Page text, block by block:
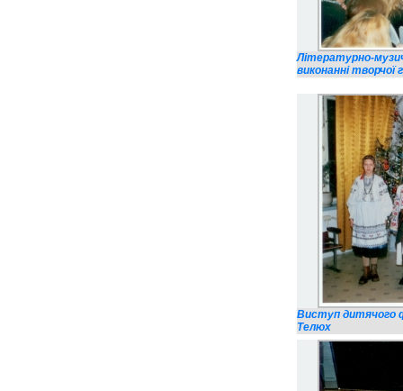
Літературно-
виконанні
Виступ дитячого
Телюх